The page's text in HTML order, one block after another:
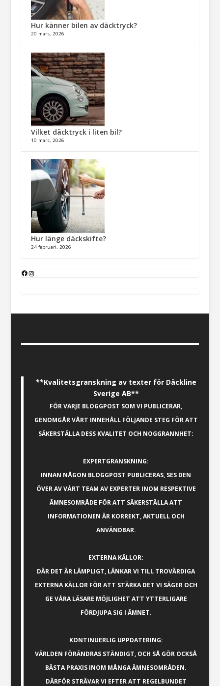
Hur känner bilen av däcktryck?
20 mars, 2026
Vilket däcktryck i liten bil?
10 mars, 2026
Hur länge däckskifte?
24 februari, 2026
**Kvalitetsgranskning av texter för Däckline
Sverige AB**
FÖR VARJE BLOGGPOST SOM VI PUBLICERAR,
GENOMGÅR VÅRT INNEHÅLL FÖLJANDE STEG FÖR ATT
SÄKERSTÄLLA DESS KVALITET OCH NOGGRANNHET:
EXPERTGRANSKNING:
INNAN NÅGON BLOGGPOST PUBLICERAS, SES DEN
ÖVER AV VÅRT TEAM AV EXPERTER INOM RESPEKTIVE
ÄMNESOMRÅDE FÖR ATT SÄKERSTÄLLA ATT
INFORMATIONEN ÄR KORREKT, AKTUELL OCH
ANVÄNDBAR.
EXTERNA KÄLLOR:
DÄR DET ÄR LÄMPLIGT, LÄNKAR VI TILL TROVÄRDIGA
EXTERNA KÄLLOR FÖR ATT STÄRKA DET VI SÄGER OCH
GE VÅRA LÄSARE MÖJLIGHET ATT YTTERLIGARE
FÖRDJUPA SIG I ÄMNET.
KONTINUERLIG UPPDATERING:
VÄRLDEN FÖRÄNDRAS STÄNDIGT, OCH SÅ GÖR OCKSÅ
BÄSTA PRAXIS INOM MÅNGA ÄMNESOMRÅDEN.
DÄRFÖR STRÄVAR VI EFTER ATT REGELBUNDET